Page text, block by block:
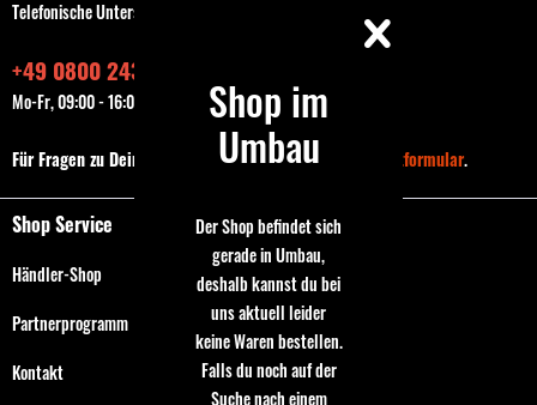
Telefonische Unterstützung und Beratung unter:
+49 0800 243768435
Mo-Fr, 09:00 - 16:00 Uhr
Für Fragen zu Deiner Bestellung nutze bitte das Kontaktformular.
Shop Service
Händler-Shop
Partnerprogramm
Kontakt
Shop im
Umbau
Der Shop befindet sich
gerade in Umbau,
deshalb kannst du bei
uns aktuell leider
keine Waren bestellen.
Falls du noch auf der
Suche nach einem